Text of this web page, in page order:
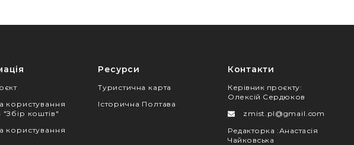
користування
коштів"
користування
Ресурси
Туристична карта
Історична Полтава
Контакти
Керівник проєкту:
Олексій Сердюков
zmist.pl@gmail.com
Редакторка :Анастасія
Чайковська